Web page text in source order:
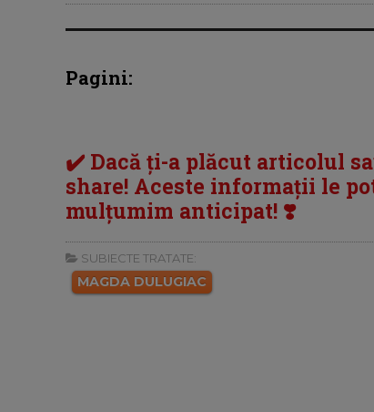
Pagini:
✔️ Dacă ți-a plăcut articolul
share! Aceste informații le
mulțumim anticipat! ❣️
SUBIECTE TRATATE:
MAGDA DULUGIAC